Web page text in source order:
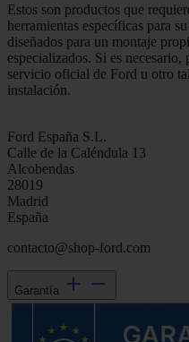
Estos son productos que
herramientas específicas para
diseñados para un montaje
especializados. Si es
servicio oficial de Ford u otro
instalación.
Ford España S.L.
Calle de la Caléndula 13
Alcobendas
28019
Madrid
España
contacto@shop-ford.com
Garantía